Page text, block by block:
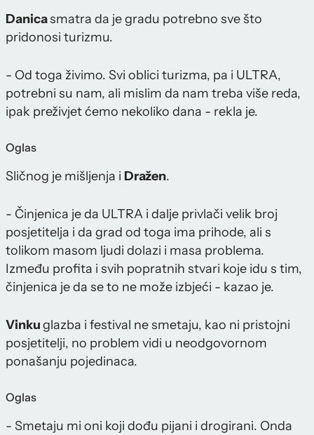
Danicasmatra da je gradu potrebno sve što
pridonosi turizmu.
- Od toga živimo. Svi oblici turizma, pa i ULTRA,
potrebni su nam, ali mislim da nam treba više reda,
ipak preživjet ćemo nekoliko dana - rekla je.
Oglas
Sličnog je mišljenja i Dražen.
- Činjenica je da ULTRA i dalje privlači velik broj
posjetitelja i da grad od toga ima prihode, ali s
tolikom masom ljudi dolazi i masa problema.
Između profita i svih popratnih stvari koje idu s tim,
činjenica je da se to ne može izbjeći - kazao je.
Vinkuglazba i festival ne smetaju, kao ni pristojni
posjetitelji, no problem vidi u neodgovornom
ponašanju pojedinaca.
Oglas
- Smetaju mi oni koji dođu pijani i drogirani. Onda